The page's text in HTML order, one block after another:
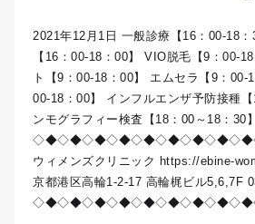
2021年12月1日 一般診療【16：00-18
【16：00-18：00】 VIO脱毛【9：00-
ト【9：00-18：00】 エムセラ【9：00-
00-18：00】 インフルエンザ予防接種
ンモグラフィー検査【18：00～18：
◇◆◇◆◇◆◇◆◇◆◇◆◇◆◇◆◇◆◇ 白
ウィメンズクリニック https://ebine-
京都港区高輪1-2-17 高輪梶ビル5,6,7F